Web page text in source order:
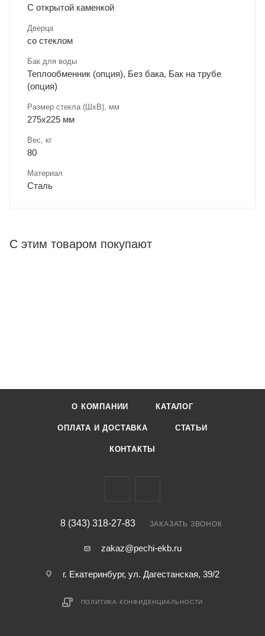
С открытой каменкой
Дверца
со стеклом
Бак для воды
Теплообменник (опция), Без бака, Бак на трубе
(опция)
Размер стекла (ШхВ), мм
275х225 мм
Вес, кг
80
Материал
Сталь
С этим товаром покупают
О КОМПАНИИ КАТАЛОГ
ОПЛАТА И ДОСТАВКА СТАТЬИ
КОНТАКТЫ
8 (343) 318-27-83 ЗАКАЗАТЬ ЗВОНОК
zakaz@pechi-ekb.ru
г. Екатеринбург, ул. Дагестанская, 39/2
ПОЛИТИКА КОНФИДЕНЦИАЛЬНОСТИ